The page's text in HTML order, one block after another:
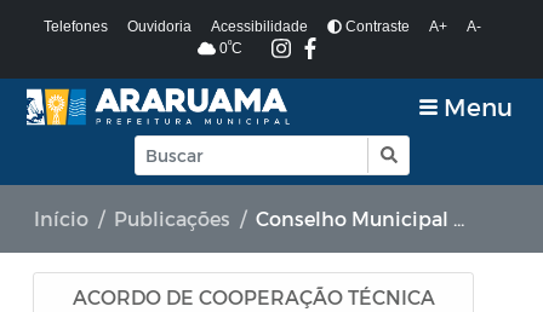
Telefones Ouvidoria Acessibilidade Contraste A+
A-
0ºC
Menu
Início Publicações Conselho Municipal de Saúde
ACORDO DE COOPERAÇÃO TÉCNICA